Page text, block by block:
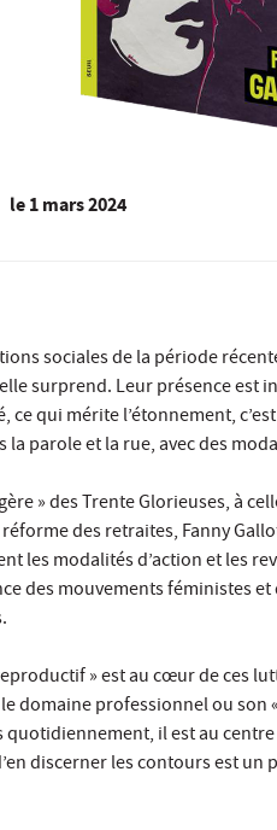
le1 mars 2024
sociales de la période
surprend. Leur présence est
ce qui mérite l’étonnement,
parole et la rue, avec des
» des Trente Glorieuses, à
des retraites, Fanny
les modalités d’action et les
des mouvements féministes
» est au cœur de ces
domaine professionnel ou
il est au
discerner les contours est un